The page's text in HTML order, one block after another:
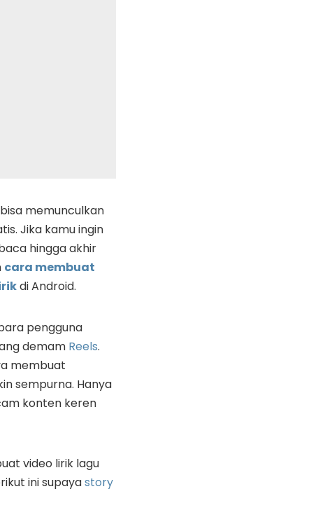
memunculkan
Jika kamu ingin
hingga akhir
cara membuat
di Android.
pengguna
demam Reels.
membuat
sempurna. Hanya
konten keren
video lirik lagu
ini supayastory